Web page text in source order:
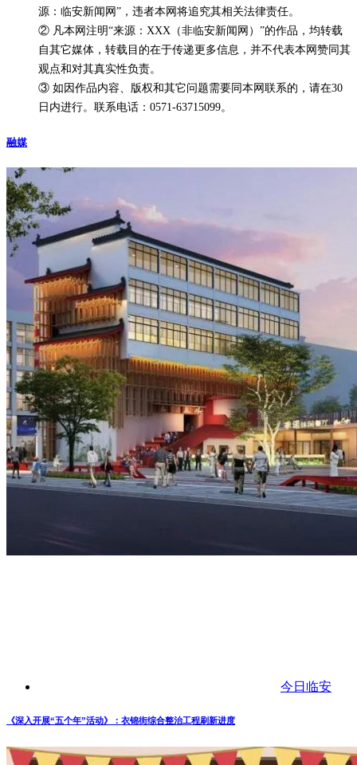
源：临安新闻网”，违者本网将追究其相关法律责任。
② 凡本网注明“来源：XXX（非临安新闻网）”的作品，均转载
自其它媒体，转载目的在于传递更多信息，并不代表本网赞同其
观点和对其真实性负责。
③ 如因作品内容、版权和其它问题需要同本网联系的，请在30
日内进行。联系电话：0571-63715099。
融媒
今日临安
《深入开展“五个年”活动》：衣锦街综合整治工程刷新进度